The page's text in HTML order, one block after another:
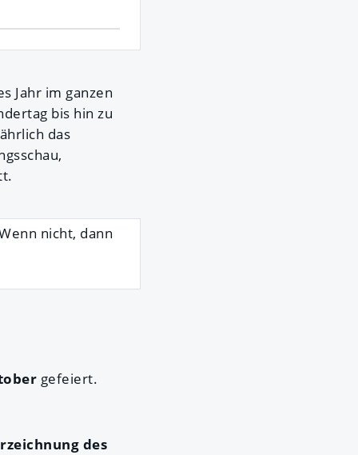
Jahr im ganzen
bis hin zu
das
nicht, dann
gefeiert.
des